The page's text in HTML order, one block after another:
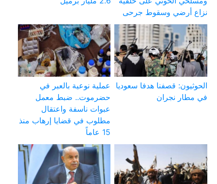
نزاع أرضي وسقوط جرحى
الحوثيون: قصفنا هدفا سعوديا
في مطار نجران
عملية نوعية بالعبر في
حضرموت.. ضبط معمل
عبوات ناسفة واعتقال
مطلوب في قضايا إرهاب منذ
15 عاماً